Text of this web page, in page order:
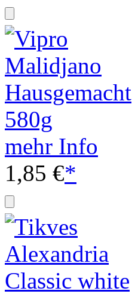
mehr Info
1,85 €*